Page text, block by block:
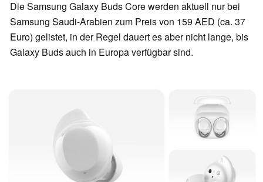
Die Samsung Galaxy Buds Core werden aktuell nur bei
Samsung Saudi-Arabien zum Preis von 159 AED (ca. 37
Euro) gelistet, in der Regel dauert es aber nicht lange, bis
Galaxy Buds auch in Europa verfügbar sind.